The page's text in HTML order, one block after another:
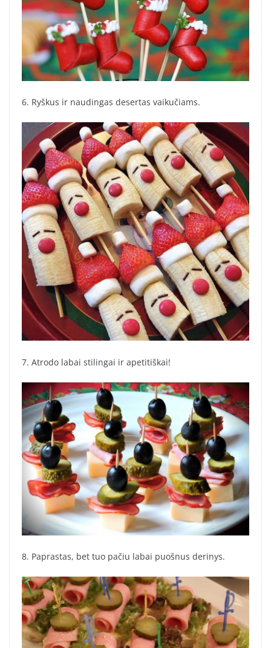
6. Ryškus ir naudingas desertas vaikučiams.
7. Atrodo labai stilingai ir apetitiškai!
8. Paprastas, bet tuo pačiu labai puošnus derinys.